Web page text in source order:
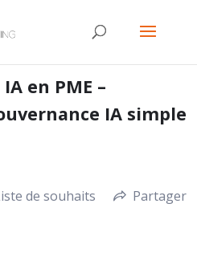
en PME –
IA simple
de souhaits Partager